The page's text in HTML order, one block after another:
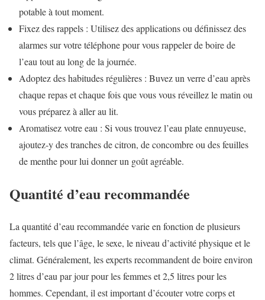
potable à tout moment.
Fixez des rappels : Utilisez des applications ou définissez des
alarmes sur votre téléphone pour vous rappeler de boire de
l’eau tout au long de la journée.
Adoptez des habitudes régulières : Buvez un verre d’eau après
chaque repas et chaque fois que vous vous réveillez le matin ou
vous préparez à aller au lit.
Aromatisez votre eau : Si vous trouvez l’eau plate ennuyeuse,
ajoutez-y des tranches de citron, de concombre ou des feuilles
de menthe pour lui donner un goût agréable.
Quantité d’eau recommandée
La quantité d’eau recommandée varie en fonction de plusieurs
facteurs, tels que l’âge, le sexe, le niveau d’activité physique et le
climat. Généralement, les experts recommandent de boire environ
2 litres d’eau par jour pour les femmes et 2,5 litres pour les
hommes. Cependant, il est important d’écouter votre corps et